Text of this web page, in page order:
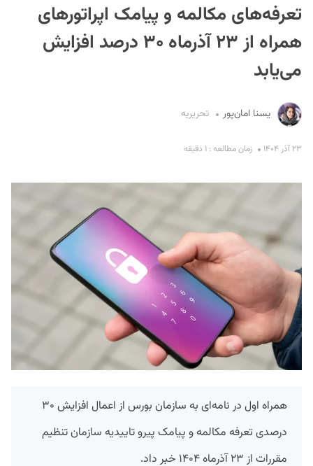
تعرفه‌های مکالمه و پیامک اپراتورهای
همراه از ۲۳ آذرماه ۳۰ درصد افزایش
می‌یابد
یسنا امان‌پور تحریریه
۲۳ آذر ۱۴۰۴ زمان مطالعه : ۱ دقیقه
همراه اول در نامه‌ای به سازمان بورس از اعمال افزایش ۳۰
درصدی تعرفه مکالمه و پیامک پیرو تاییدیه سازمان تنظیم
مقررات از ۲۳ آذرماه ۱۴۰۴ خبر داد.